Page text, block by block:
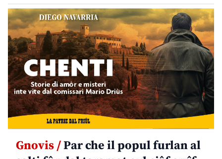
Gnovis /Par che il popul furlan al